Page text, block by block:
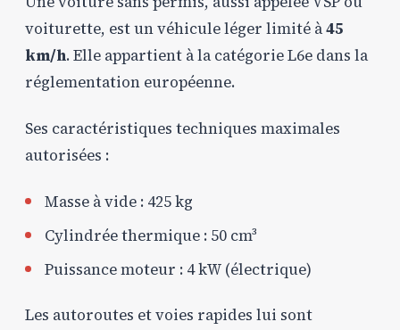
voiturette, est un véhicule léger limité à45
km/h. Elle appartient à la catégorie L6e dans la
réglementation européenne.
Ses caractéristiques techniques maximales
autorisées :
Masse à vide : 425 kg
Cylindrée thermique : 50 cm³
Puissance moteur : 4 kW (électrique)
Les autoroutes et voies rapides lui sont